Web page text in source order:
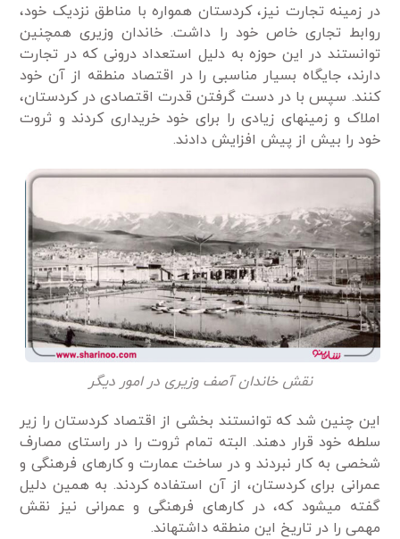
در زمینه تجارت نیز، کردستان همواره با مناطق نزدیک خود،
روابط تجاری خاص خود را داشت. خاندان وزیری همچنین
توانستند در این حوزه به ­دلیل استعداد درونی که در تجارت
دارند، جایگاه بسیار مناسبی را در اقتصاد منطقه از آن خود
کنند. سپس با در دست گرفتن قدرت اقتصادی در کردستان،
املاک و زمین­های زیادی را برای خود خریداری کردند و ثروت
خود را بیش از پیش افزایش دادند.
نقش خاندان آصف وزیری در امور دیگر
این چنین شد که توانستند بخشی از اقتصاد کردستان را زیر
سلطه خود قرار دهند. البته تمام ثروت را در راستای مصارف
شخصی به ­کار نبردند و در ساخت عمارت و کارهای فرهنگی و
عمرانی برای کردستان، از آن استفاده کردند. به ­همین دلیل
گفته می­شود که، در کارهای فرهنگی و عمرانی نیز نقش
مهمی را در تاریخ این منطقه داشته­­اند.